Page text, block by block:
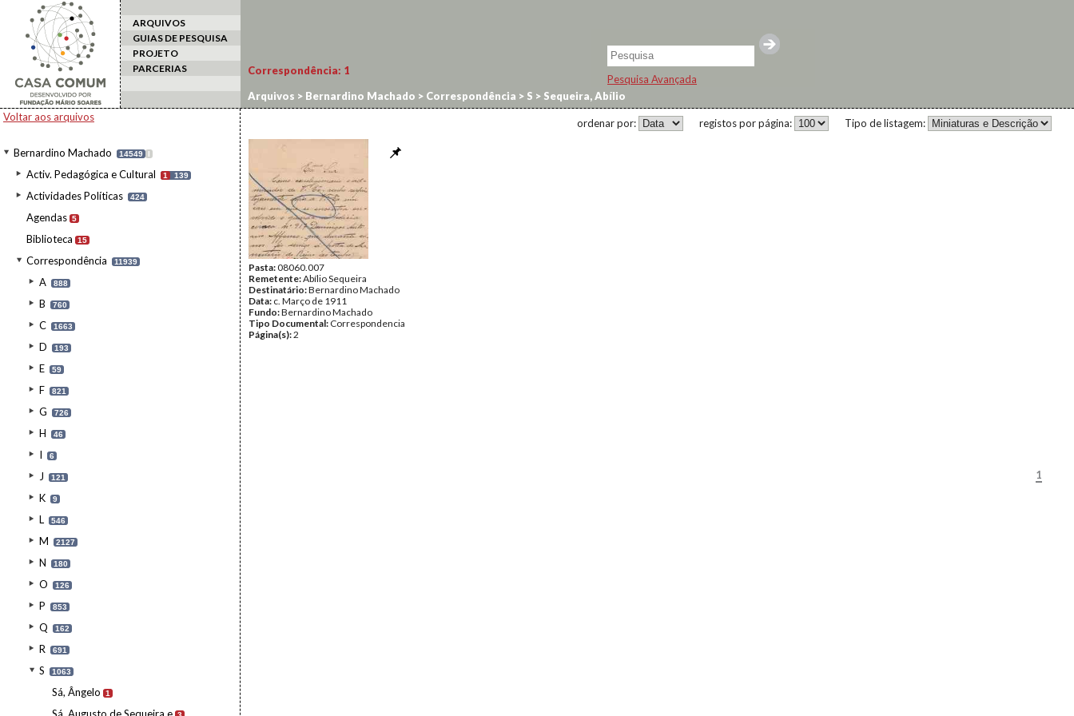
ARQUIVOS
GUIAS DE PESQUISA
PROJETO
PARCERIAS
Pesquisa Avançada
Voltar aos arquivos
Bernardino Machado 14549 I
Activ. Pedagógica e Cultural 1 139
Actividades Políticas 424
Agendas 5
Biblioteca 15
Correspondência 11939
A 888
B 760
C 1663
D 193
E 59
F 821
G 726
H 46
I 6
J 121
K 9
L 546
M 2127
N 180
O 126
P 853
Q 162
R 691
S 1063
Sá, Ângelo 1
Correspondência: 1
Arquivos > Bernardino Machado > Correspondência > S > Sequeira, Abílio
Tipo de listagem:
registos por página:
ordenar por:
Pasta:08060.007
Remetente:Abílio Sequeira
Destinatário:Bernardino Machado
Data: c. Março de 1911
Fundo:Bernardino Machado
Tipo Documental: Correspondencia
Página(s):2
1